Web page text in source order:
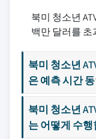
북미 청소년
백만 달러를
북미 청소년
은 예측 시간
북미 청소년
는 어떻게 수